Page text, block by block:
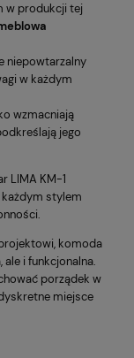
w produkcji tej
niepowtarzalny
w każdym
wzmacniają
jego
LIMA KM-1
stylem
komoda
i funkcjonalna.
porządek w
miejsce